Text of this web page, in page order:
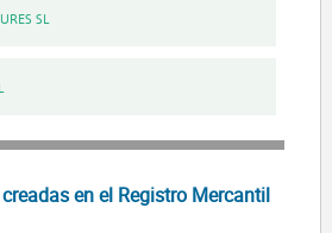
SL
en el Registro Mercantil